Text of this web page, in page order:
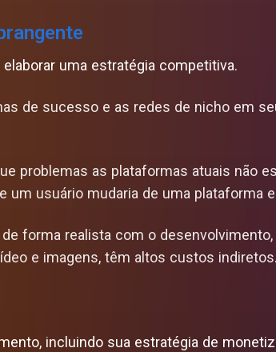
uma estratégia competitiva.
de sucesso e as redes de nicho em
problemas as plataformas atuais não
um usuário mudaria de uma plataforma
forma realista com o
e imagens, têm altos custos indiretos.
incluindo sua estratégia de